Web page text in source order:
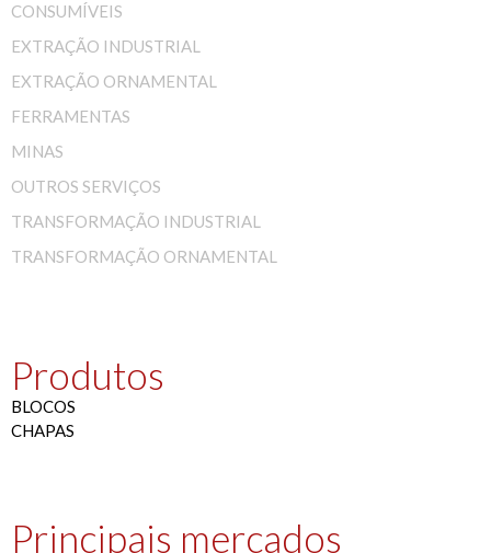
CONSUMÍVEIS
EXTRAÇÃO INDUSTRIAL
EXTRAÇÃO ORNAMENTAL
FERRAMENTAS
MINAS
OUTROS SERVIÇOS
TRANSFORMAÇÃO INDUSTRIAL
TRANSFORMAÇÃO ORNAMENTAL
Produtos
BLOCOS
CHAPAS
Principais mercados